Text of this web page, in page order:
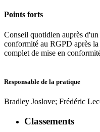
Points forts
Conseil quotidien auprès
conformité au RGPD après
complet de mise en
Responsable de la pratique
Bradley Joslove; Frédéric
Classements